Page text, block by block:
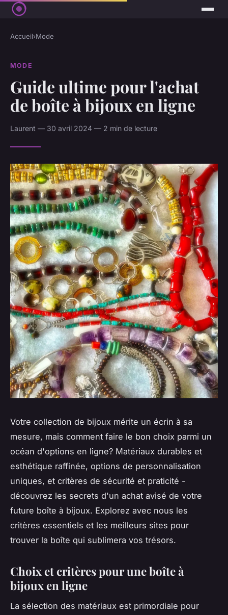
Accueil›Mode
MODE
Guide ultime pour l'achat
de boîte à bijoux en ligne
Laurent — 30 avril 2024 — 2 min de lecture
Votre collection de bijoux mérite un écrin à sa
mesure, mais comment faire le bon choix parmi un
océan d'options en ligne? Matériaux durables et
esthétique raffinée, options de personnalisation
uniques, et critères de sécurité et praticité -
découvrez les secrets d'un achat avisé de votre
future boîte à bijoux. Explorez avec nous les
critères essentiels et les meilleurs sites pour
trouver la boîte qui sublimera vos trésors.
Choix et critères pour une boîte à
bijoux en ligne
La sélection des matériaux est primordiale pour